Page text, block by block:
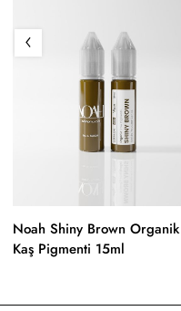
Noah Shiny Brown Organik
Kaş Pigmenti 15ml